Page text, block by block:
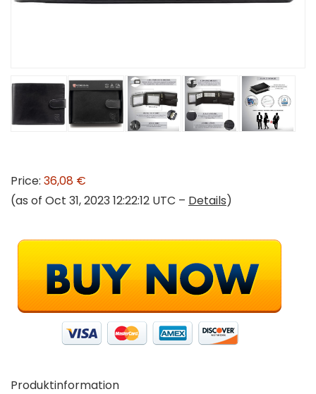
Price: 36,08 €
(as of Oct 31, 2023 12:22:12 UTC – Details)
Produktinformation